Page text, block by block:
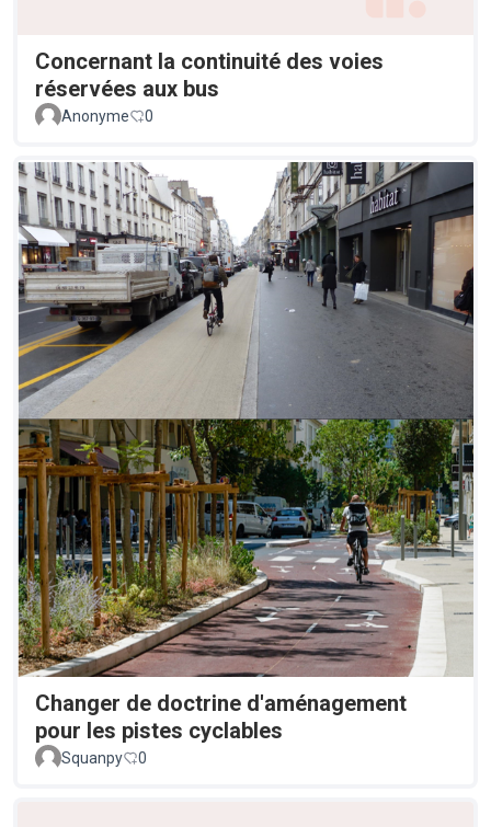
Concernant la continuité des voies
réservées aux bus
Anonyme 0
Changer de doctrine d'aménagement
pour les pistes cyclables
Squanpy 0